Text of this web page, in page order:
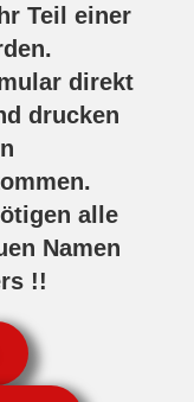
Teil einer
direkt
drucken
alle
Namen
!!